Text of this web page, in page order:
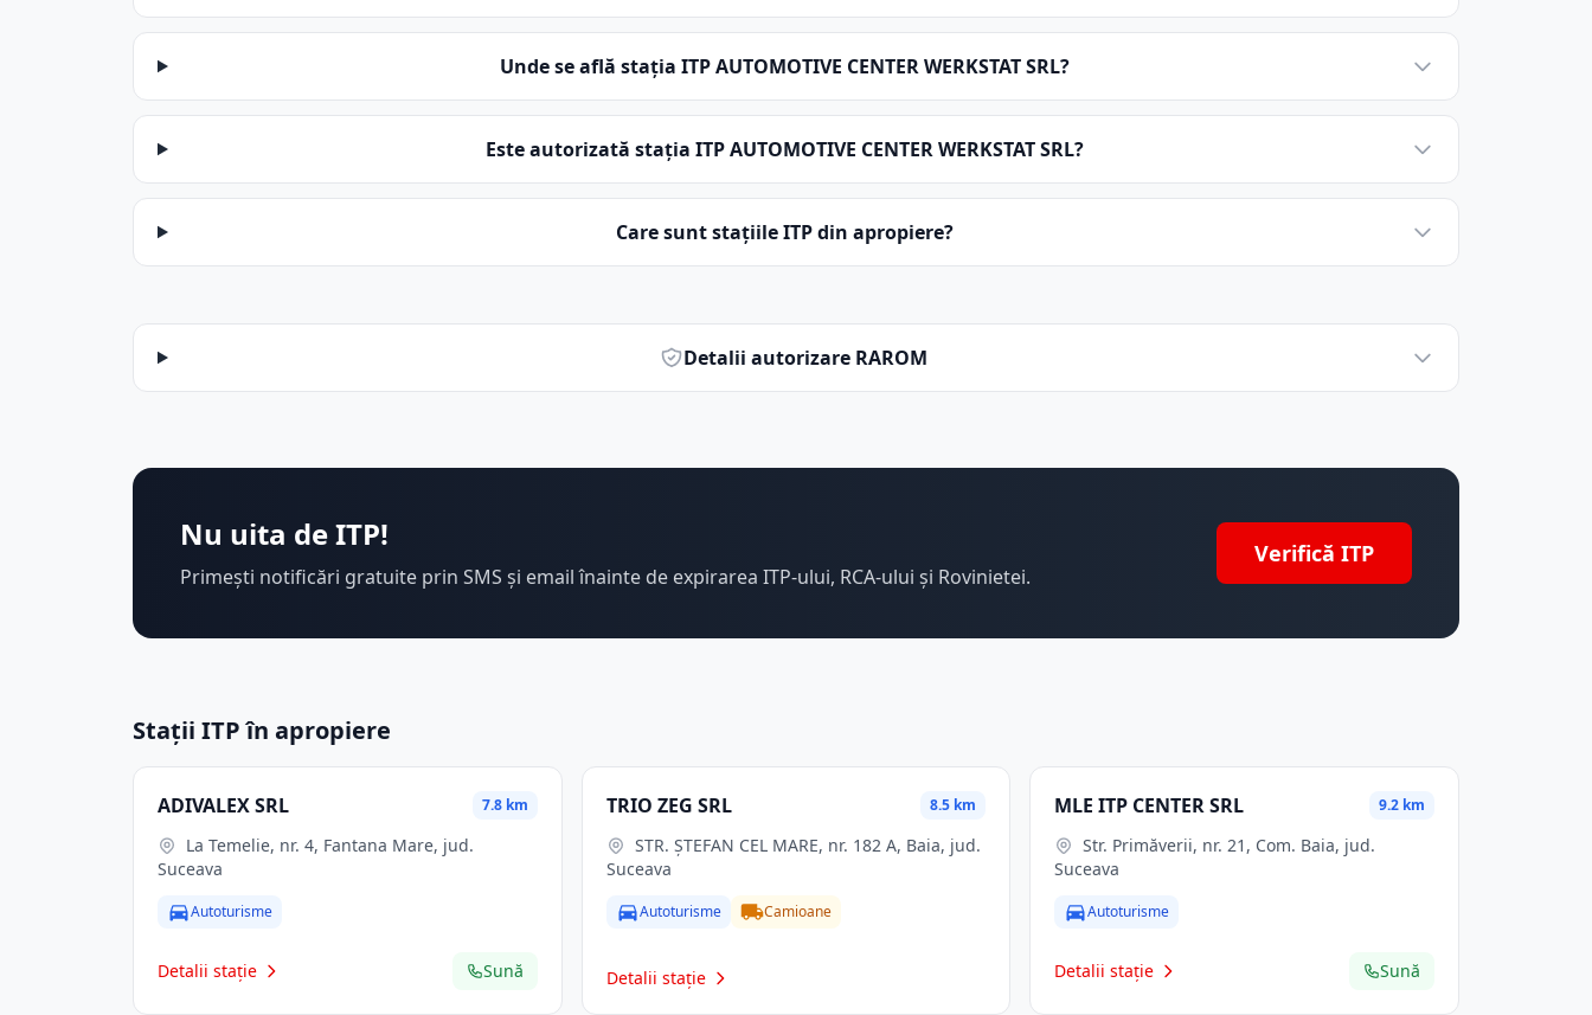
Unde se află stația ITP AUTOMOTIVE CENTER WERKSTAT SRL?
Este autorizată stația ITP AUTOMOTIVE CENTER WERKSTAT SRL?
Care sunt stațiile ITP din apropiere?
Detalii autorizare RAROM
Nu uita de ITP!
Primești notificări gratuite prin SMS și email înainte de expirarea ITP-ului, RCA-ului și Rovinietei.
Verifică ITP
Stații ITP în apropiere
ADIVALEX SRL 7.8 km
Suceava
Autoturisme
Detalii stație Sună
TRIO ZEG SRL 8.5 km
Suceava
Autoturisme Camioane
Detalii stație
MLE ITP CENTER SRL 9.2 km
Str. Primăverii, nr. 21, Com. Baia, jud.
Suceava
Autoturisme
Detalii stație Sună